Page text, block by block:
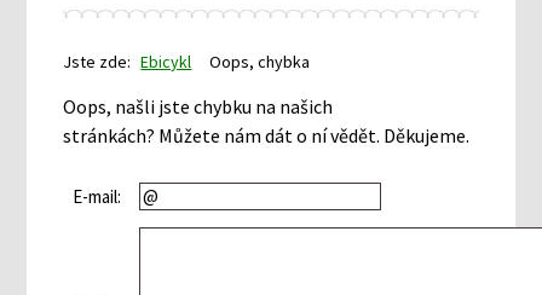
Jste zde: Ebicykl Oops, chybka
Oops, našli jste chybku na našich
stránkách? Můžete nám dát o ní vědět. Děkujeme.
E-mail: